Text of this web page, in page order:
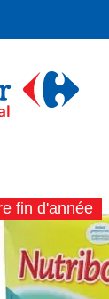
fin d'année